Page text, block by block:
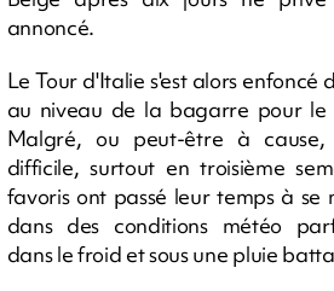
annoncé.
Le Tour d'Italie s'est alors enfoncé
au niveau de la bagarre pour le
Malgré, ou peut-être à
difficile, surtout en troisième
favoris ont passé leur temps à
dans des conditions météo
dans le froid et sous une pluie